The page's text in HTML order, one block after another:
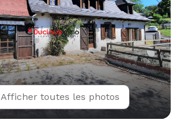
Afficher toutes les photos